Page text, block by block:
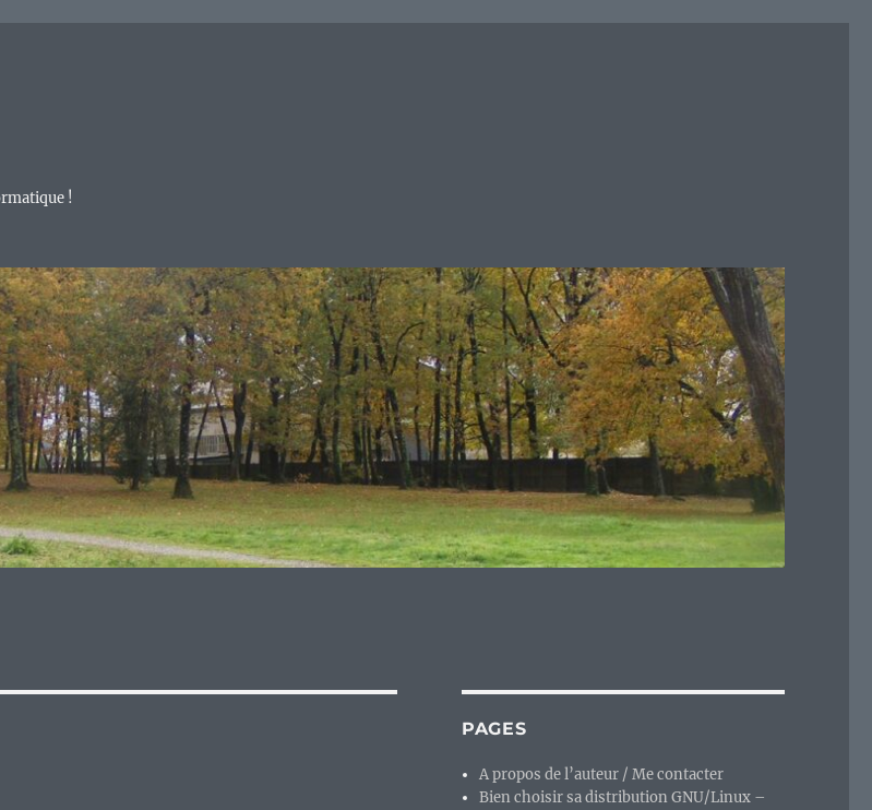
!
PAGES
A propos de l’auteur / Me contacter
Bien choisir sa distribution GNU/Linux –